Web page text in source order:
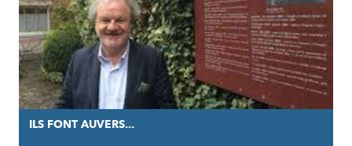
ILS FONT AUVERS...